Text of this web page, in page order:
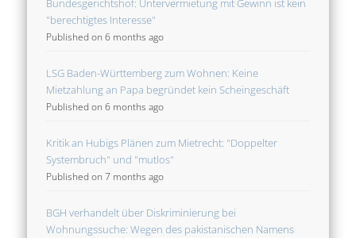
Bundesgerichtshof: Untervermietung mit Gewinn ist kein
"berechtigtes Interesse"
Published on 6 months ago
LSG Baden-Württemberg zum Wohnen: Keine
Mietzahlung an Papa begründet kein Scheingeschäft
Published on 6 months ago
Kritik an Hubigs Plänen zum Mietrecht: "Doppelter
Systembruch" und "mutlos"
Published on 7 months ago
BGH verhandelt über Diskriminierung bei
Wohnungssuche: Wegen des pakistanischen Namens